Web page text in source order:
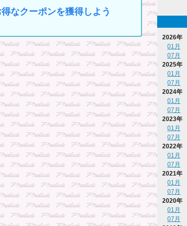
なクーポンを獲得しよう
2026年
01月
07月
2025年
01月
07月
2024年
01月
07月
2023年
01月
07月
2022年
01月
07月
2021年
01月
07月
2020年
01月
07月